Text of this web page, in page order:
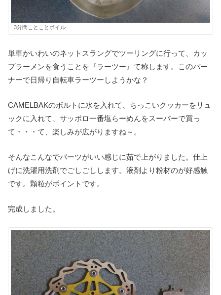
3分間ことことボイル
単車かいわいのネットスラングでツーリングに行って、カッ
プラーメンを食うことを『ラーツー』て称します。このバー
ナーで日帰り自転車ラーツーしようかな？
CAMELBAKのボルトに水を入れて、ちっこいクッカーをリュ
ックに入れて、サッポロ一番塩らーめんをスーパーで買っ
て・・・て、楽しみが広がりますね～。
そんなこんなでパーツがいい感じに茹で上がりました。仕上
げに洗濯用洗剤でごしごしします。液剤より粉材のが好感触
です。顆粒がポイントです。
完成しました。